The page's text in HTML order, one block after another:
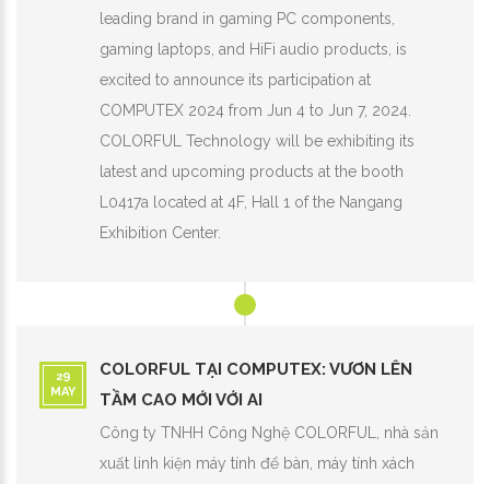
leading brand in gaming PC components,
gaming laptops, and HiFi audio products, is
excited to announce its participation at
COMPUTEX 2024 from Jun 4 to Jun 7, 2024.
COLORFUL Technology will be exhibiting its
latest and upcoming products at the booth
L0417a located at 4F, Hall 1 of the Nangang
Exhibition Center.
29
MAY
COLORFUL TẠI COMPUTEX: VƯƠN LÊN
TẦM CAO MỚI VỚI AI
Công ty TNHH Công Nghệ COLORFUL, nhà sản
xuất linh kiện máy tính để bàn, máy tính xách